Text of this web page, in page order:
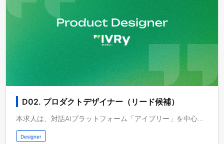
D02. プロダクトデザイナー（リード候補）
本求人は、対話AIプラットフォーム「アイブリー」を中心に、AI Contact Center・IVRy Data Hub など急拡大するプロダクト群を横断するシニアプロダクトデザイナーの募集です。これらの体験設計をリードし、デザインシステムの構築・運用を通じて、多様な顧客ニーズとビジネス成長をデザインの力で推進します。デザインの品質と戦略性を高め、チーム全体のアウトプットを引き上げる役割を担うポジションです。株式会社IVRyについてIVRyは「最高の技術を、すべての人と企業に届ける」をMissionに掲げ、対話AIプラットフォーム「アイブリー」を開発・運営しています。独自技術で応対品質と信頼性を担保し、導入アカウントは5万を突破。人が本来の価値を発揮し"働くことは楽しい"と皆が感じられる社会の実現を目指します。 2025年11月までに累計106.1億円の資金調達を完了。アイブリーに蓄積される貴重な「対話データ」と、最新のAI技術を掛け合わせ、データの価値を最大化。そして、顧客の声という一次情報を経営判断へと繋げ、企業の業務そのものを変革し、さらに顧客体験を向上させていきます。IVRy、シリーズDで総額40億円の資金調達を実施対話型音声AI SaaS「アイブリー」が 顧客の”声”を経営資源に変えるデータプラットフォーム 「IVRy Data Hub」を提供開始IVRyについてより詳しく知りたい方に向けて、会社やプロダクトに関する公開情報をまとめたページ をご用意しています。事業内容やプロダクトの詳細、所属メンバーについてご覧いただけます。IVRy｜プロダクト開発 採用ページIVRy Company Deck（会社紹介資料）募集背景対話AIプラットフォーム「アイブリー」は、全国47都道府県・98業界（約99%の業界）で活用されており、累計着電数7,000万件／累計50,000以上のアカウントが発行されるプロダクトへと成長してきました。これに伴い、お客様のニーズも多様化し、業界ごとに異なる課題や要望に対応するため、ホリゾンタルプロダクトとして幅広いニーズを満たす必要があります。 その中で、デザインは顧客の課題解決やビジネスの成長を加速させる重要な要素であると考えています。プロダクトにおけるユーザー体験だけでなく、マーケティング施策やブランド体験まで、あらゆる顧客接点において一貫性のあるデザインを提供することが求められています。 本ポジションでは、プロダクトの体験設計をリードし、チーム全体のデザイン品質と戦略性をさらに高めていただける方を募集します。業務内容IVRyのシニアプロダクトデザイナーとして、WEB・iOS/AndroidアプリのUX及びUIデザインをリードし、デザインシステムの構築・運用、ユーザー体験の最適化を担当します。PdMやエンジニアと連携しながら、ユーザー課題の解決とプロダクトの成長をデザインの力で推進していただきます。プロダクトデザイン電話AI自動応答を起点に、AI Contact Center・Data Hub・Analytics・AI FAXなど、担当プロダクトのUX・UIデザインをリード（0→1の新規立ち上げからグロースフェーズの改善まで、様々なフェーズに携わります）ユーザー課題の構造的な整理と、複数プロダクトを横断した一貫性のある体験設計PdM・エンジニアと密に連携し、上流の要件定義からリリース後の改善までを推進定量・定性データを活用したユーザビリティの継続的改善デザイン基盤の構築デザインシステムおよびガイドラインの設計・構築・運用デザインプロセスやワークフローの整備・改善AIツールを活用した新しいデザインワークフローの設計・実践チームへの貢献デザインレビューを通じたチーム全体の品質向上デザインの意思決定プロセスの透明化と言語化デザインナレッジの体系化と共有の仕組みづくりメンバーへのメンタリングやフィードバックを通じた成長支援現在の課題IVRyでは新しい事業の柱がどんどん立ち上がっていく中で、事業の進化にデザイナーの数が追いついていません。立ち上がる新しいプロジェクトをデザイナーが兼務する形になり、ユーザー体験の追求が十分にできないことがあります。また、デザイン資産の管理やユーザー理解の仕組みも整備を進めている段階であり、一貫性のあるUXを提供するための体制をよりスピーディに強化する必要があります。期待していること自走し、主体的に課題を見つけて解決までやり遂げてほしいPdMが「Why」を考える一方で、デザイナーは「What」に責任を持ち、PdMと連携しながら、「What」を最適な形に落とし込んでほしいプロダクト開発の初期段階から関わり、設計の根幹に携わることで、より本質的なデザインを追求してほしい。デザインの力でプロダクトの方向性を牽引する役割を期待しているユーザビリティの改善をリードし、より使いやすいプロダクト体験を実現すること。プロダクトの価値を高めるために、細かな体験の質にもこだわってほしい複数プロダクトを横断して一貫性のある体験を設計し、プロダクト全体のデザイン品質を引き上げてほしいデザインチームにおけるAIの活用IVRyのデザインチームでは、AIをデザインプロセスに積極的に取り入れながら、新しい働き方を模索しています。「AIを使いこなす」ではなく「AIと協業する」という姿勢で、チーム全体で試行錯誤を重ねています。 戦略立案や調査分析、サービスブループリントの整理、ユーザーフローの構造設計など、設計の初期フェーズからAIを活用し、思考の整理と意思決定を加速させています。 PdMやデザイナーがClaude CodeやGoogle AI Studioなどを使い、アイデアをインタラクティブなプロトタイプとして素早く形にしています。プロトタイプを共有→フィードバック→改善のサイクルを高速に回すことで、従来のプロセスでは実現しにくかったスピード感で意思決定を進めています。 デザインシステムはAIが参照しやすい形で整備しており、デザインデータとAIを接続することで、デザインから実装までのワークフローを効率化しています。 これらの取り組みは現在進行形であり、「こう使うべき」という正解はまだありません。一緒に試行錯誤しながら、AI時代のデザインプロセスを作っていける方を歓迎しています。AIに関する取り組みは、noteでも発信しています。プロダクト中核にAIが組み込まれている現場での、デザイナーの向き合い方リードデザイナーが語るそれぞれのAI導入の舞台裏AIと協業するデザイン実践──プロトタイピングで見えた変化環境・利用ツールデザイン・制作: Figma, Adobe CCAI: Claude, Gemini, ChatGPT, Google AI Studio, Devinコラボレーション: Slack, Notion, Google Workspaceプロジェクト管理・開発: Linear, GitHub新たな施策やツールの導入など、企業価値向上に寄与する取り組みを柔軟に提案・実施可能です。働く面白さ・成長環境得られるノウハウ特定ドメインに縛られず、多種多様な業界の課題を横断的に解きながらデザインする面白さがあるホリゾンタルプロダクトとしてあらゆる現場で使われるからこそ、業界ごとに異なる業務フローを読み解き汎用的な体験に昇華させる設計力が身につく得られる体験・醍醐味デザインの力でビジネス成長を牽引する役割を担うことができるコアプロダクトを軸に、新規プロダクトや事業開発に近い領域にも関われるチャンスがある0→1のフェーズでデザインを形にする経験ができる音声×AIという珍しい領域に携われる。特に音声UXの設計は発展途上で、他ではなかなか得られない経験ができるAIを活用した新しいデザインプロセスを、チームで一緒に作り上げていく経験ができる組織への関わりデザインチームの成長を支え、デザイン組織としてのロードマップや仕組みづくりに関わることができる。キャリアパス本ポジションでは、個々の志向や強みに応じて、さまざまなキャリアの選択肢があります。経営層と連携しながら、プロダクトを横断したUX戦略・ビジョンを定義し、デザインの観点から事業やプロダクトの方向性をリードする役割デザインチームのリードや組織作りに携わり、チームの成長を支える役割デザインの枠を越えて、プロダクト戦略・要件定義から実装まで幅広く関与し、PdMや事業開発といったプロダクトマネジメント領域、あるいはデザインエンジニアリングやフロントエンド実装など技術領域へと、職種を横断してキャリアを広げることも可能一緒に働くメンバー、チームの特徴IVRyには、豊富なキャリアを積んだ実力者たちが次々と参画していますが、フラットで人間味あふれるメンバーばかりです。その中でもデザイナー陣は、前職でCXOやリードとして活躍していたメンバーが集結し、それぞれの強みを活かしてプロジェクトを牽引しています。常に試行錯誤を繰り返しながら、デザイナーの在り方やチームビジョン、デザイン組織としてのロードマップを議論し、高い当事者意識を持って進んでいるのが特徴です。 フルタイム・副業を問わず、全員がフラットな関係で意見を出し合い、組織やプロダクトの方向性を一緒に模索しながら作り上げている、そんなチャレンジングかつオープンな環境がIVRyのデザインチームの魅力です。 デザインプロセスのAI導入にも力を入れており、AIを身近に使いながら日々デザインに取り組んでいます。関連する発信IVRyデザインチーム1年半の現在地──型を使うのではなく、型を作るIVRyのコミュニケーションデザイン振り返りと、今からが本格的に面白い！話ブランドパーソナリティの言語化がロゴデザインを変える | インハウスで実現したアイブリーのロゴリニューアル事例IVRy Design ブログ (note)参考情報選考プロセスエントリーカジュアル面談書類選考面接（2〜3回）内定条件面談※面接から内定まで、オンラインにて対応可能です。 ※エントリー時に回答いただくアンケートの内容をもとに、カジュアル面談を実施いたします。カジュアル面談を経て正式なご応募に進んでいただいた方には、書類選考をご案内します。ご希望やご経験に合うポジションの提案が難しい場合は、面談の実施を見送らせていただくこともございます。開発実績アイブリーアイブリー AI Contact CenterアイブリーモバイルアプリIVRy AI FAXIVRy Data Hubキャリア登録ご応募を検討中の方だけでなく、「まずは話を聞いてみたい」「今後のために情報を受け取りたい」という方も歓迎です。 ご関心があれば、キャリア登録 からぜひご登録ください。採用方針IVRyは、年齢・性別・国籍・人種・障がいの有無・LGBTQ+・婚姻状況・雇用形態といった属性によって採用や選考の判断を行うことは一切ありません。 IVRyのミッションと「Work is Fun」という価値観に共感し、AIによって仕事と顧客体験を再定義する挑戦にワクワクできる方と、一緒に未来をつくっていきたいと考えています。
Designer